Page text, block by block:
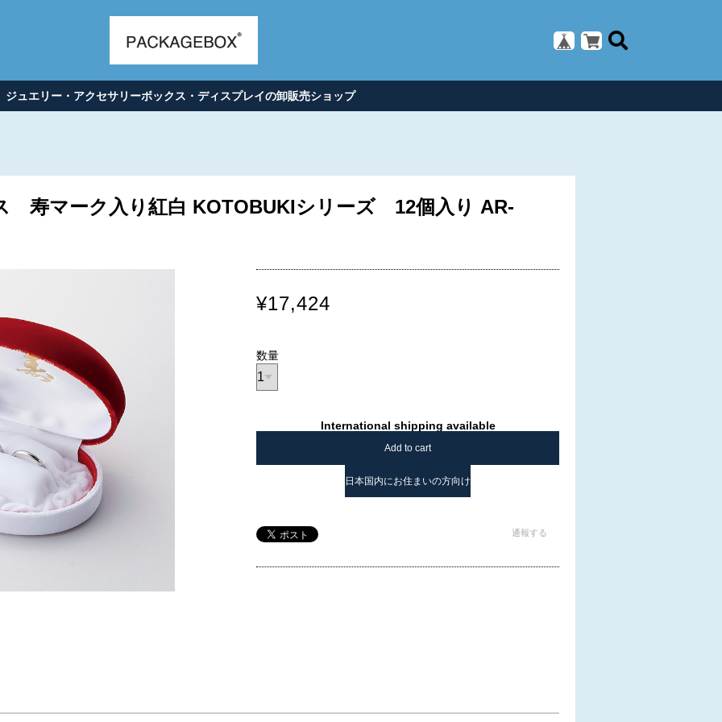
ジュエリー・アクセサリーボックス・ディスプレイの卸販売ショップ
寿マーク入り紅白 KOTOBUKIシリーズ 12個入り AR-
¥17,424
数量
International shipping available
Add to cart
日本国内にお住まいの方向け
通報する